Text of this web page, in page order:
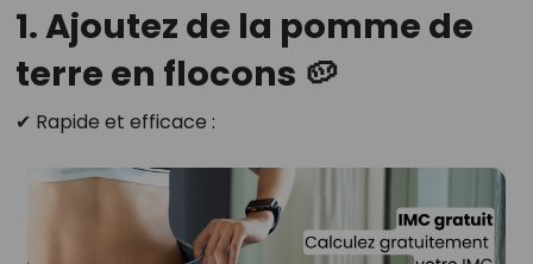
1. Ajoutez de la pomme de
terre en flocons 🥔
✔ Rapide et efficace :